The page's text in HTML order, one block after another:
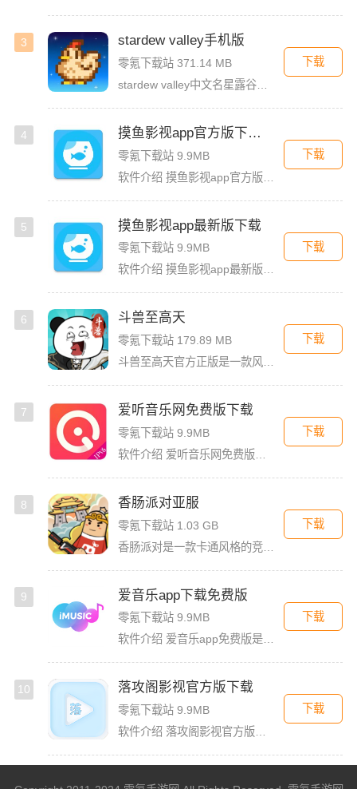
3 stardew valley手机版
零氪下载站 371.14 MB
下载
4 摸鱼影视app官方版下载安装
零氪下载站 9.9MB
下载
5 摸鱼影视app最新版下载
零氪下载站 9.9MB
软件介绍 摸鱼影视app最新版是一款免费的影视看剧软件，拥有简洁的界面UI，用户登录首页就能看见诸多精彩的
下载
6 斗兽至高天
零氪下载站 179.89 MB
下载
7 爱听音乐网免费版下载
零氪下载站 9.9MB
下载
8 香肠派对亚服
零氪下载站 1.03 GB
下载
9 爱音乐app下载免费版
零氪下载站 9.9MB
软件介绍 爱音乐app免费版是一款音乐播放软件，旨在为用户提供高品质的音乐体验。无论是流行音乐、古典乐、摇
下载
10 落攻阁影视官方版下载
零氪下载站 9.9MB
下载